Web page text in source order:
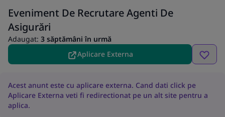
Eveniment De Recrutare Agenti De
Asigurări
Adaugat: 3 săptămâni în urmă
Aplicare Externa
Acest anunt este cu aplicare externa. Cand dati click pe
Aplicare Externa veti fi redirectionat pe un alt site pentru a
aplica.